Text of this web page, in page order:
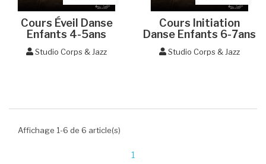
Cours Éveil Danse
Enfants 4-5ans
Studio Corps & Jazz
Cours Initiation
Danse Enfants 6-7ans
Studio Corps & Jazz
Affichage 1-6 de 6 article(s)
1